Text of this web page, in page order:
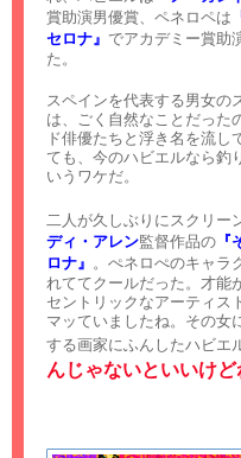
賞助演男優賞、ペネロペは
セロナ』 でアカデミー賞助
た。
スペインを代表する男女の
は、ごく自然なことだった
ド俳優たちと浮き名を流し
ても、今のハビエルなら釣
いうワケだ。
二人が久しぶりにスクリー
ディ・アレン監督作品の
ロナ』 。ぺネロぺのキャラ
れててクールだった。才能
セントリックなアーティス
マッていましたね。その女
する画家にふんしたハビエル
んじゃないといいけど